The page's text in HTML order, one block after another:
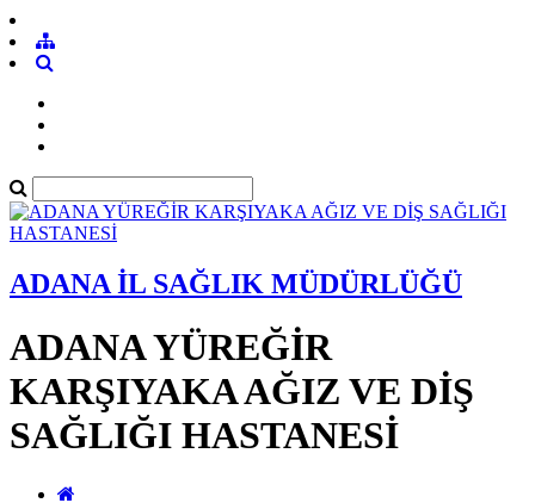
ADANA İL SAĞLIK MÜDÜRLÜĞÜ
ADANA YÜREĞİR
KARŞIYAKA AĞIZ VE DİŞ
SAĞLIĞI HASTANESİ